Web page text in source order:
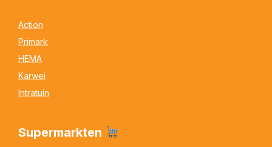
Action
Primark
HEMA
Karwei
Intratuin
Supermarkten